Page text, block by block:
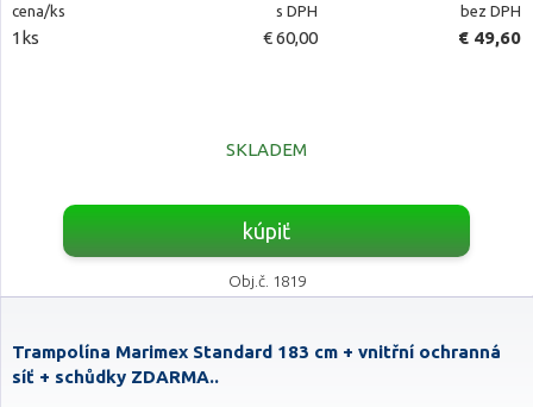
cena/ks s DPH bez DPH
1ks € 60,00 € 49,60
SKLADEM
kúpiť
Obj.č. 1819
Trampolína Marimex Standard 183 cm + vnitřní ochranná
síť + schůdky ZDARMA..